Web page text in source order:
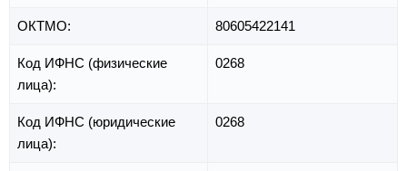
ОКТМО: 80605422141
Код ИФНС (физические
лица):
0268
Код ИФНС (юридические
лица):
0268